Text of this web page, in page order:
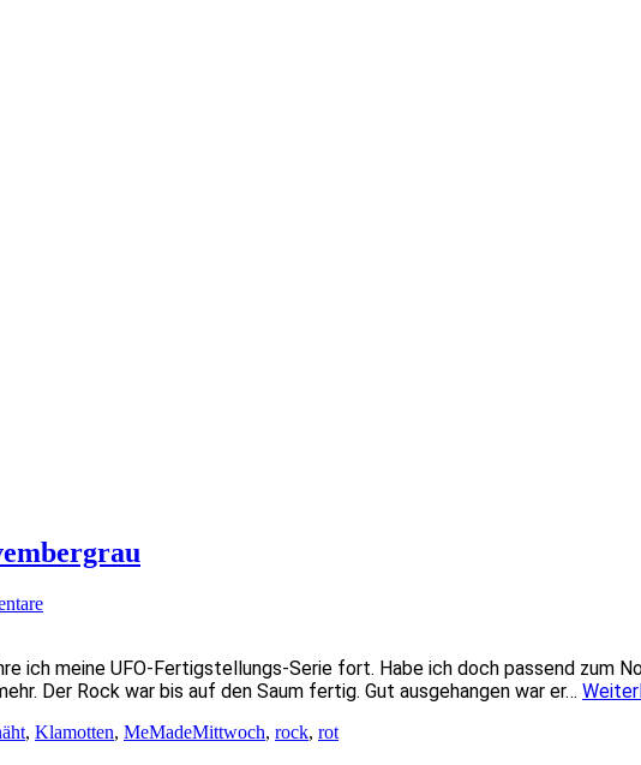
ich meine UFO-Fertigstellungs-Serie fort. Habe ich doch passend zum
Der Rock war bis auf den Saum fertig. Gut ausgehangen war er…
, Klamotten, MeMadeMittwoch, rock, rot